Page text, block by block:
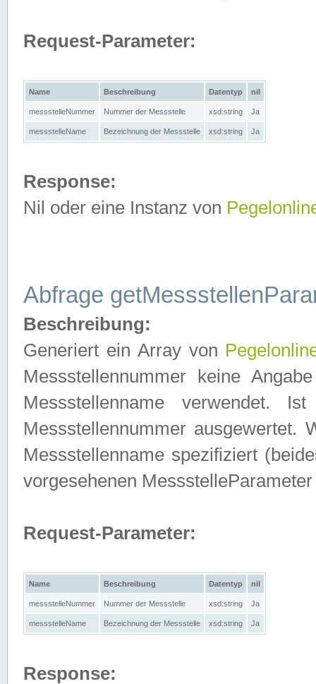
Request-Parameter:
Name Beschreibung Datentyp nil
messstelleNummer Nummer der Messstelle xsd:string Ja
messstelleName Bezeichnung der Messstelle xsd:string Ja
Response:
Nil oder eine Instanz von
Abfrage
Beschreibung:
Generiert ein Array von
Messstellennummer keine
Messstellenname verwendet.
Messstellennummer ausgewertet.
Messstellenname spezifiziert
vorgesehenen
Request-Parameter:
Name Beschreibung Datentyp nil
messstelleNummer Nummer der Messstelle xsd:string Ja
messstelleName Bezeichnung der Messstelle xsd:string Ja
Response: